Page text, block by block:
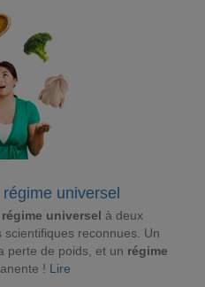
universel
régime universel à deux
reconnues. Un
perte de poids, et un régime
! Lire